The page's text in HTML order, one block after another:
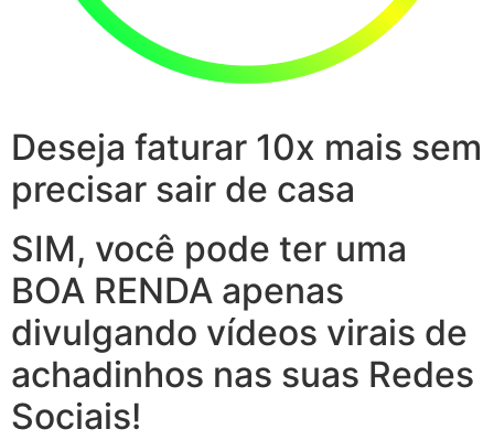
Deseja faturar 10x mais sem
precisar sair de casa
SIM, você pode ter uma
BOA RENDA apenas
divulgando vídeos virais de
achadinhos nas suas Redes
Sociais!